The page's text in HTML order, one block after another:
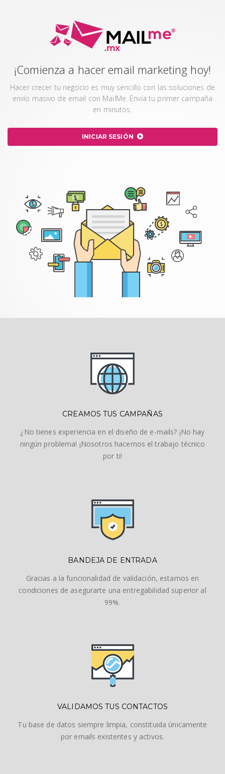
¡Comienza a hacer email marketing hoy!
Hacer crecer tu negocio es muy sencillo con las soluciones de
envío masivo de email con MailMe. Envía tu primer campaña
en minutos.
INICIAR SESIÓN
CREAMOS TUS CAMPAÑAS
¿No tienes experiencia en el diseño de e-mails? ¡No hay
ningún problema! ¡Nosotros hacemos el trabajo técnico
por ti!
BANDEJA DE ENTRADA
Gracias a la funcionalidad de validación, estamos en
condiciones de asegurarte una entregabilidad superior al
99%.
VALIDAMOS TUS CONTACTOS
Tu base de datos siempre limpia, constituida únicamente
por emails existentes y activos.